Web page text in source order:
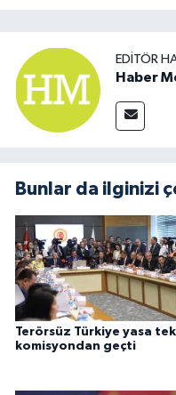
EDITÖR
Haber
Bunlar da ilginizi
Terörsüz Türkiye yasa
komisyondan geçti